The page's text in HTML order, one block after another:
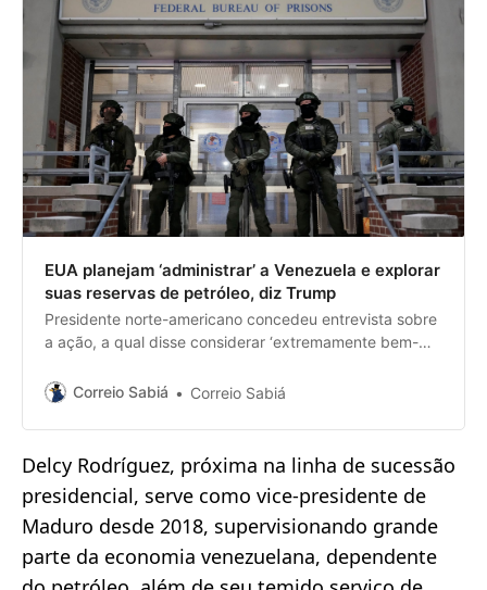
EUA planejam ‘administrar’ a Venezuela e explorar
suas reservas de petróleo, diz Trump
Presidente norte-americano concedeu entrevista sobre
a ação, a qual disse considerar ‘extremamente bem-
Correio Sabiá
Correio Sabiá
Delcy Rodríguez, próxima na linha de sucessão
presidencial, serve como vice-presidente de
Maduro desde 2018, supervisionando grande
parte da economia venezuelana, dependente